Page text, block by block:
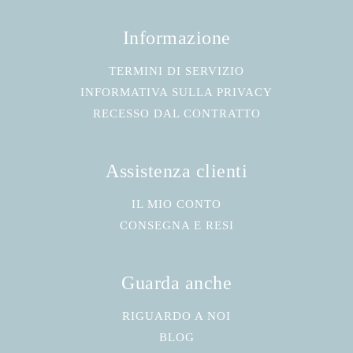
Informazione
TERMINI DI SERVIZIO
INFORMATIVA SULLA PRIVACY
RECESSO DAL CONTRATTO
Assistenza clienti
IL MIO CONTO
CONSEGNA E RESI
Guarda anche
RIGUARDO A NOI
BLOG